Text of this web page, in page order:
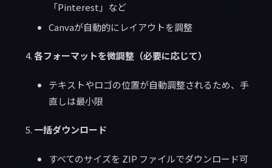
「Pinterest」など
Canvaが自動的にレイアウトを調整
各フォーマットを微調整（必要に応じて）
テキストやロゴの位置が自動調整されるため、手
直しは最小限
一括ダウンロード
すべてのサイズを ZIP ファイルでダウンロード可